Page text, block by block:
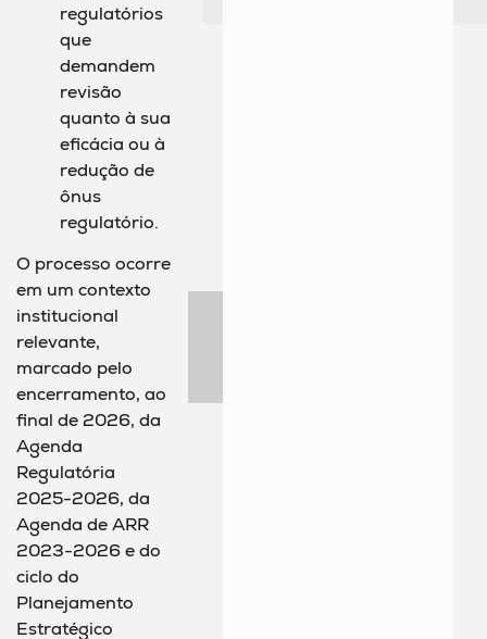
regulatórios
que
demandem
revisão
quanto à sua
eficácia ou à
redução de
ônus
regulatório.
O processo ocorre
em um contexto
institucional
relevante,
marcado pelo
encerramento, ao
final de 2026, da
Agenda
Regulatória
2025-2026, da
Agenda de ARR
2023-2026 e do
ciclo do
Planejamento
Estratégico